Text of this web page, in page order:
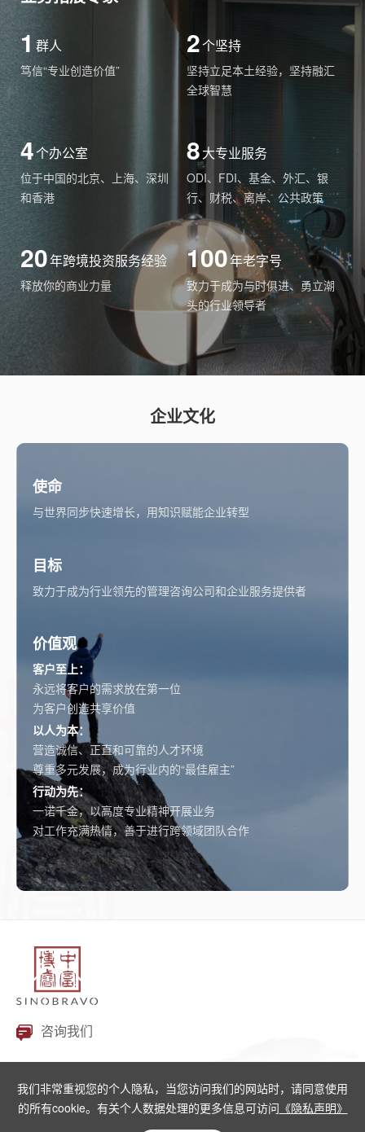
我们非常重视您的个人隐私，当您访问我们的网站时，请同意使用
的所有cookie。有关个人数据处理的更多信息可访问 《隐私声明》
1 群人
笃信“专业创造价值”
2个坚持
坚持立足本土经验，坚持融汇
全球智慧
4个办公室
位于中国的北京、上海、深圳
和香港
8大专业服务
ODI、FDI、基金、外汇、银
行、财税、离岸、公共政策
20年跨境投资服务经验
释放你的商业力量
100年老字号
致力于成为与时俱进、勇立潮
头的行业领导者
企业文化
使命
与世界同步快速增长，用知识赋能企业转型
目标
致力于成为行业领先的管理咨询公司和企业服务提供者
价值观
客户至上：
永远将客户的需求放在第一位
为客户创造共享价值
以人为本：
营造诚信、正直和可靠的人才环境
尊重多元发展，成为行业内的“最佳雇主”
行动为先：
一诺千金，以高度专业精神开展业务
对工作充满热情，善于进行跨领域团队合作
咨询我们
京ICP备2022019875号-1